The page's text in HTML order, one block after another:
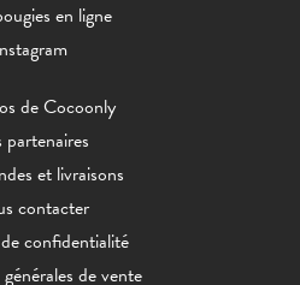
en ligne
de Cocoonly
partenaires
et livraisons
contacter
confidentialité
de vente